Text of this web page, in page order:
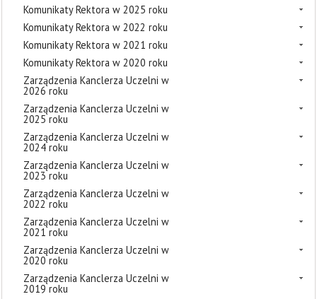
Komunikaty Rektora w 2025 roku
Komunikaty Rektora w 2022 roku
Komunikaty Rektora w 2021 roku
Komunikaty Rektora w 2020 roku
Zarządzenia Kanclerza Uczelni w
2026 roku
Zarządzenia Kanclerza Uczelni w
2025 roku
Zarządzenia Kanclerza Uczelni w
2024 roku
Zarządzenia Kanclerza Uczelni w
2023 roku
Zarządzenia Kanclerza Uczelni w
2022 roku
Zarządzenia Kanclerza Uczelni w
2021 roku
Zarządzenia Kanclerza Uczelni w
2020 roku
Zarządzenia Kanclerza Uczelni w
2019 roku